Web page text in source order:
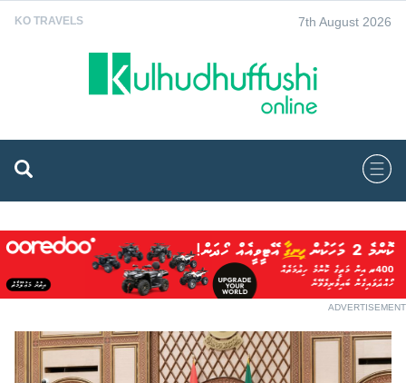
KO TRAVELS 7th August 2026
ADVERTISEMENT